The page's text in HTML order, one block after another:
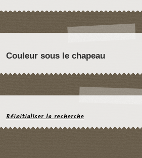
Couleur sous le chapeau
Réinitialiser la recherche